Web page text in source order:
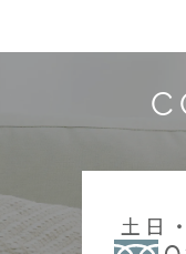
土日